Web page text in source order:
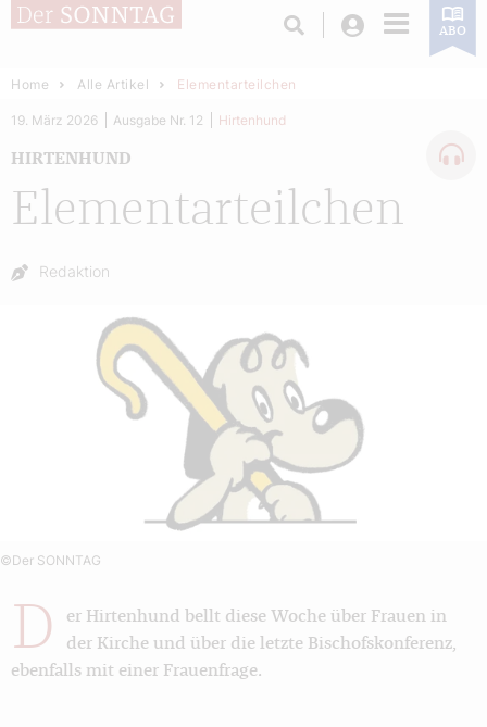
Login ABO
Home Alle Artikel Elementarteilchen
Elementarteilchen
HIRTENHUND
19. März 2026 Ausgabe Nr. 12 Hirtenhund
Autor:
Redaktion
©Der SONNTAG
D
er Hirtenhund bellt diese Woche über Frauen in
der Kirche und über die letzte Bischofskonferenz,
ebenfalls mit einer Frauenfrage.